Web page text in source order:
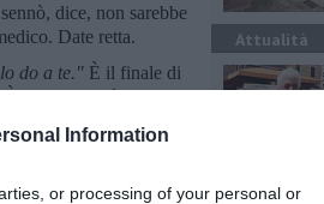
Information
or processing of your personal or
dice, non sarebbe
Date retta.
do a te." È il finale di
vero, citare è una
presuntuoso,
casamento. Un grido
è tuo, tienilo, io
diversamente
Attualità